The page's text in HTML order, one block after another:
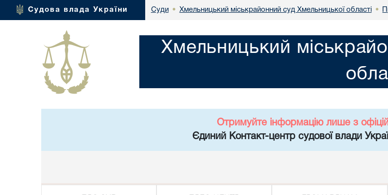
Судова влада України Суди • Хмельницький міськрайонний суд Хмельницької області •
Хмельницький
Отримуйте інформацію лише з
Єдиний Контакт-центр судової влади